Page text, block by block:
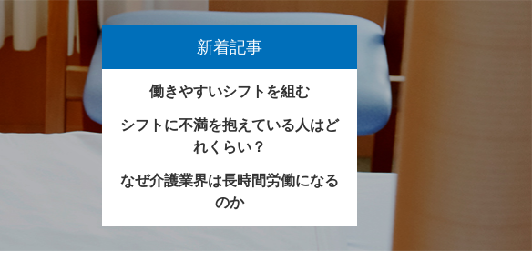
新着記事
働きやすいシフトを組む
シフトに不満を抱えている人はど
れくらい？
なぜ介護業界は長時間労働になる
のか